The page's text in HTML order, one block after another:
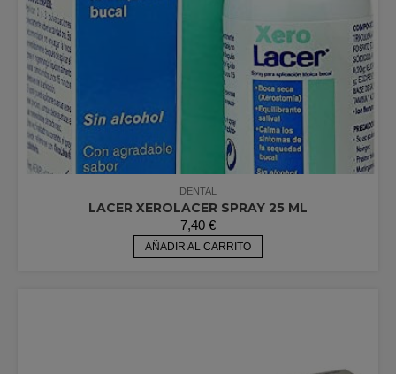
DENTAL
LACER XEROLACER SPRAY 25 ML
7,40 €
AÑADIR AL CARRITO